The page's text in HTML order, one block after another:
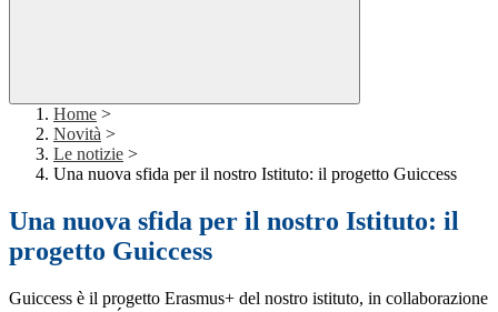
Home >
Novità >
Le notizie >
Una nuova sfida per il nostro Istituto: il progetto Guiccess
Una nuova sfida per il nostro Istituto: il
progetto Guiccess
Guiccess è il progetto Erasmus+ del nostro istituto, in collaborazione